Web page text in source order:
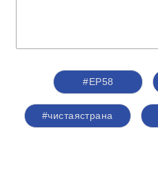
#ЕР58
#чистаястрана